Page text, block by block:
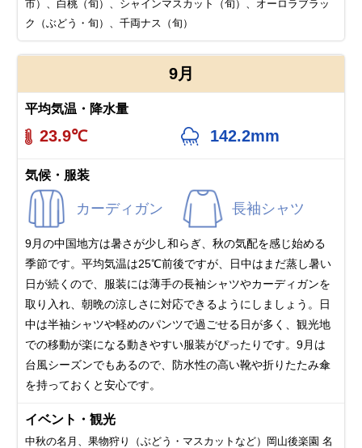
市）、白桃（旬）、シャインマスカット（旬）、オーロラブラッ
ク（ぶどう・旬）、千両ナス（旬）
9月
平均気温・降水量
23.9℃ 142.2mm
気候・服装
カーディガン 長袖シャツ
9月の中国地方は暑さが少し和らぎ、秋の気配を感じ始める
季節です。平均気温は25℃前後ですが、日中はまだ蒸し暑い
日が続くので、服装には薄手の長袖シャツやカーディガンを
取り入れ、朝晩の涼しさに対応できるようにしましょう。日
中は半袖シャツや軽めのパンツで過ごせる日が多く、観光地
での移動が楽になる動きやすい服装がぴったりです。9月は
台風シーズンでもあるので、防水性の高い靴や折りたたみ傘
を持っておくと安心です。
イベント・観光
中秋の名月、果物狩り（ぶどう・マスカットなど）岡山後楽園 名